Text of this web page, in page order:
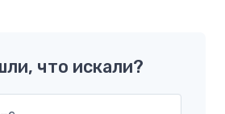
что искали?